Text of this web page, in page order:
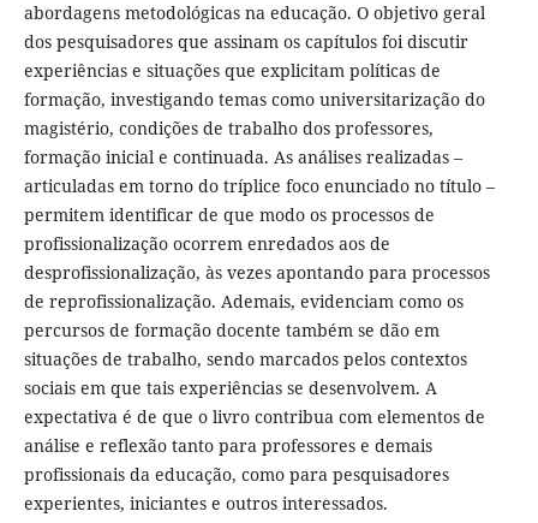
abordagens metodológicas na educação. O objetivo geral
dos pesquisadores que assinam os capítulos foi discutir
experiências e situações que explicitam políticas de
formação, investigando temas como universitarização do
magistério, condições de trabalho dos professores,
formação inicial e continuada. As análises realizadas –
articuladas em torno do tríplice foco enunciado no título –
permitem identificar de que modo os processos de
profissionalização ocorrem enredados aos de
desprofissionalização, às vezes apontando para processos
de reprofissionalização. Ademais, evidenciam como os
percursos de formação docente também se dão em
situações de trabalho, sendo marcados pelos contextos
sociais em que tais experiências se desenvolvem. A
expectativa é de que o livro contribua com elementos de
análise e reflexão tanto para professores e demais
profissionais da educação, como para pesquisadores
experientes, iniciantes e outros interessados.